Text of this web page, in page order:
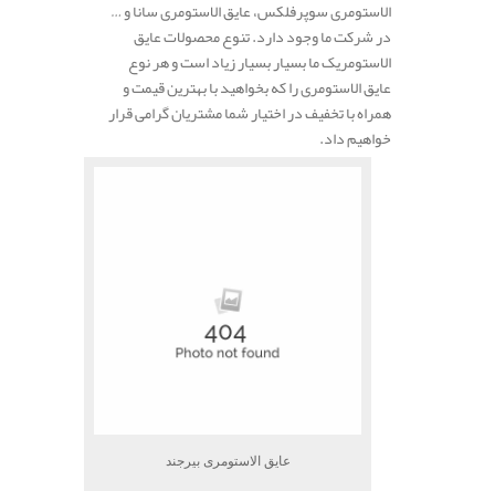
الاستومری سوپرفلکس، عایق الاستومری سانا و …
در شرکت ما وجود دارد. تنوع محصولات عایق
الاستومریک ما بسیار بسیار زیاد است و هر نوع
عایق الاستومری را که بخواهید با بهترین قیمت و
همراه با تخفیف در اختیار شما مشتریان گرامی قرار
خواهیم داد.
عایق الاستومری بیرجند